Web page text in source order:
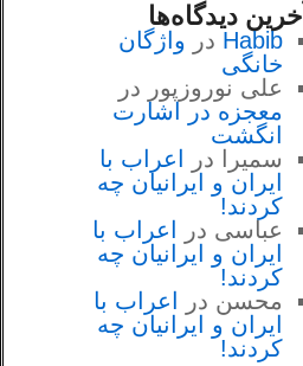
آخرین دیدگاه‌ها
Habib در واژگان
خانگی
علی نوروزپور در
معجزه در اشارت
انگشت
سمیرا
در
اعراب با
ايران و ايرانيان چه
كردند!
عباسی در
اعراب با
ايران و ايرانيان چه
كردند!
محسن در
اعراب با
ايران و ايرانيان چه
كردند!